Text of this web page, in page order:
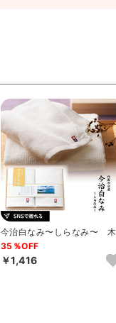
今治白なみ〜しらなみ〜 木
箱入り ハンドタオル2P
35％OFF
￥1,416